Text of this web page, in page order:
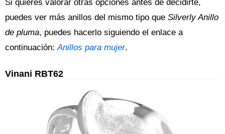
Si quieres valorar otras opciones antes de decidirte,
puedes ver más anillos del mismo tipo que Silverly Anillo
de pluma, puedes hacerlo siguiendo el enlace a
continuación:Anillos para mujer.
Vinani RBT62